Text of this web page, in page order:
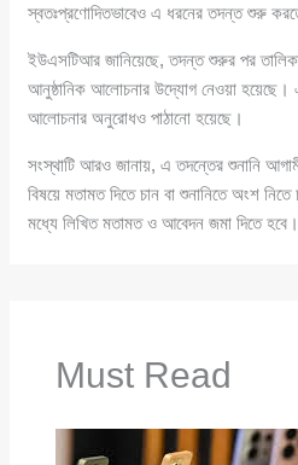
স্বতঃপ্রণোদিতভাবেও এ ধরনের তদন্ত শুরু
ইউএসটিআর জানিয়েছে, তদন্ত শুরুর পর
আনুষ্ঠানিক আলোচনার উদ্যোগ নেওয়া হয়েছে।
আলোচনার অনুরোধও পাঠানো হয়েছে।
সংস্থাটি আরও জানায়, এ তদন্তের শুনানি
বিষয়ে মতামত দিতে চান বা শুনানিতে অংশ
মধ্যে লিখিত মতামত ও আবেদন জমা দিতে হবে।
Must Read